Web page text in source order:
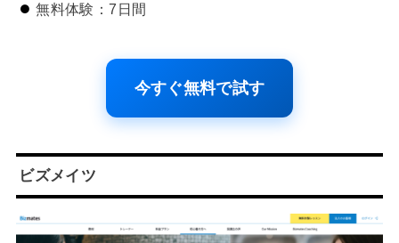
無料体験：7日間
今すぐ無料で試す
ビズメイツ